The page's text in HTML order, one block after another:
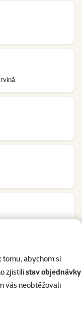
abychom si
zjistilistav objednávky
vás neobtěžovali